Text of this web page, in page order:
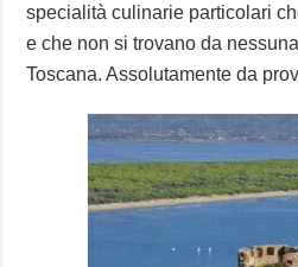
specialità culinarie particolari
e che non si trovano da
Toscana. Assolutamente da